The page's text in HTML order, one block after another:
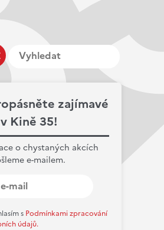
zajímavé
Kině 35!
o chystaných akcích
e-mailem.
s Podmínkami zpracování
údajů.